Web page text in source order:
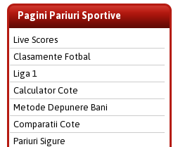
Pagini Pariuri Sportive
Live Scores
Clasamente Fotbal
Liga 1
Calculator Cote
Metode Depunere Bani
Comparatii Cote
Pariuri Sigure